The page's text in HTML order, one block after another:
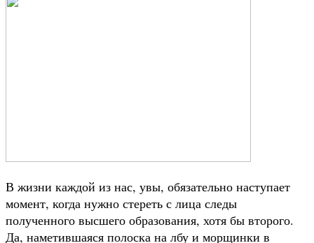
В жизни каждой из нас, увы, обязательно наступает
момент, когда нужно стереть с лица следы
полученного высшего образования, хотя бы второго.
Да, наметившаяся полоска на лбу и морщинки в